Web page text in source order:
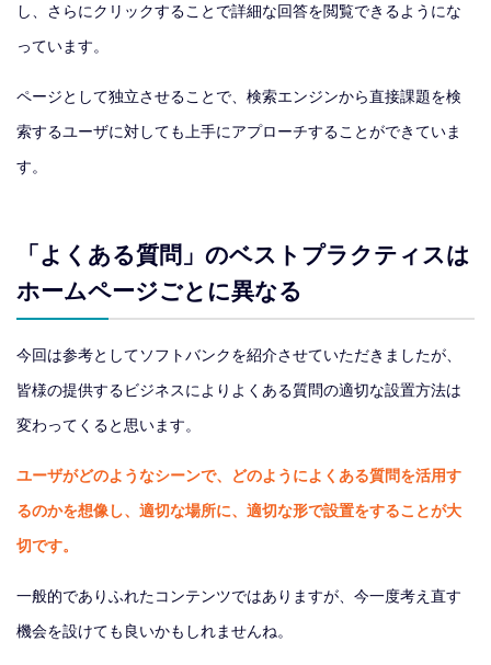
し、さらにクリックすることで詳細な回答を閲覧できるようにな
っています。
ページとして独立させることで、検索エンジンから直接課題を検
索するユーザに対しても上手にアプローチすることができていま
す。
「よくある質問」のベストプラクティスは
ホームページごとに異なる
今回は参考としてソフトバンクを紹介させていただきましたが、
皆様の提供するビジネスによりよくある質問の適切な設置方法は
変わってくると思います。
ユーザがどのようなシーンで、どのようによくある質問を活用す
るのかを想像し、適切な場所に、適切な形で設置をすることが大
切です。
一般的でありふれたコンテンツではありますが、今一度考え直す
機会を設けても良いかもしれませんね。